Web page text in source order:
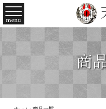
menu
商